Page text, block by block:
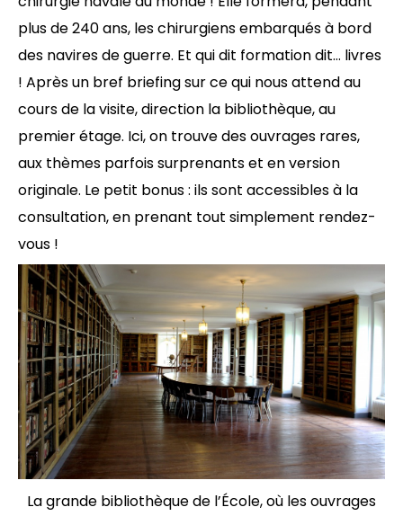
plus de 240 ans, les chirurgiens embarqués à bord
des navires de guerre. Et qui dit formation dit… livres
! Après un bref briefing sur ce qui nous attend au
cours de la visite, direction la bibliothèque, au
premier étage. Ici, on trouve des ouvrages rares,
aux thèmes parfois surprenants et en version
originale. Le petit bonus : ils sont accessibles à la
consultation, en prenant tout simplement rendez-
vous !
La grande bibliothèque de l’École, où les ouvrages